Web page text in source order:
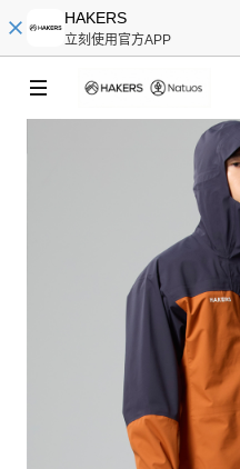
HAKERS
立刻使用官方APP